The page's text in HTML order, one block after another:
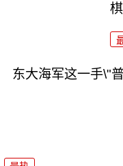
东大海军这一手\"